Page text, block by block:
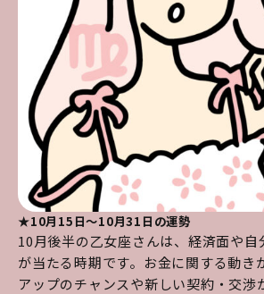
★10月15日～10月31日の運勢
10月後半の乙女座さんは、経済面や自
が当たる時期です。お金に関する動き
アップのチャンスや新しい契約・交渉